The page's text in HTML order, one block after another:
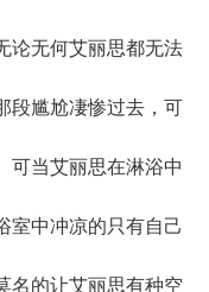
论无何艾丽思都无法
段尴尬凄惨过去，可
可当艾丽思在淋浴中
室中冲凉的只有自己
名的让艾丽思有种空